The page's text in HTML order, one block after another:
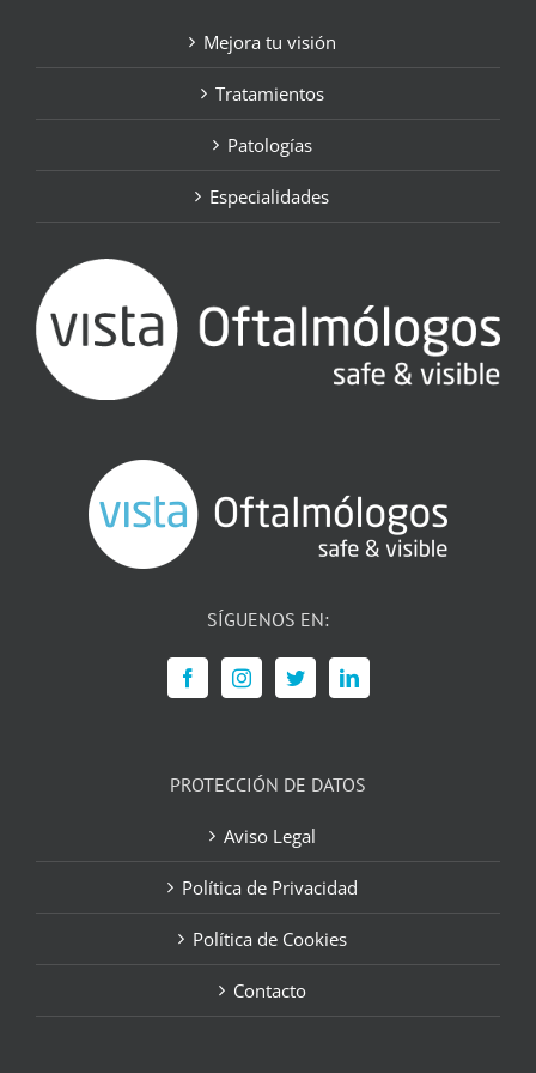
Mejora tu visión
Tratamientos
Patologías
Especialidades
SÍGUENOS EN:
PROTECCIÓN DE DATOS
Aviso Legal
Política de Privacidad
Política de Cookies
Contacto